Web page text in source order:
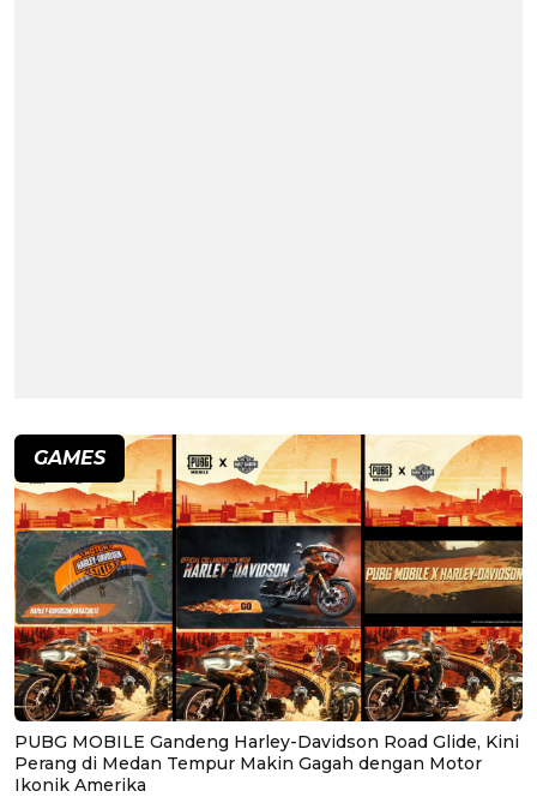
GAMES
PUBG MOBILE Gandeng Harley-Davidson Road Glide, Kini
Perang di Medan Tempur Makin Gagah dengan Motor
Ikonik Amerika